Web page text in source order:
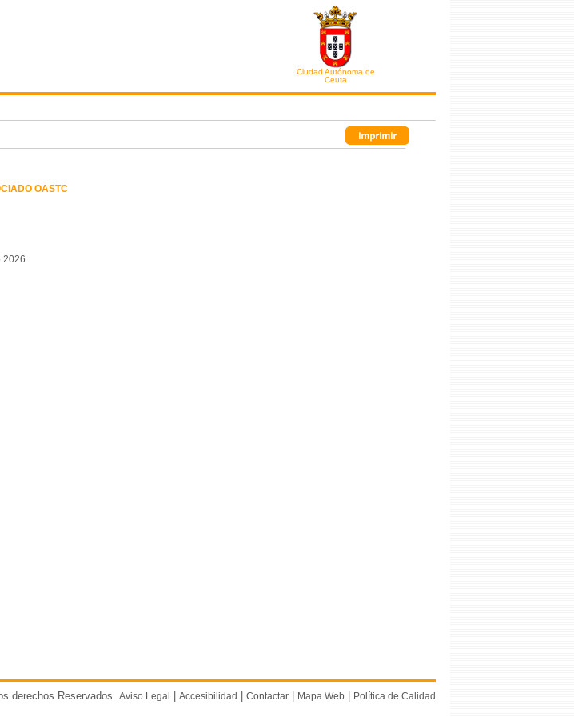
Ciudad Autónoma de
Ceuta
OASTC
2026
derechos Reservados Aviso Legal Accesibilidad Contactar| Mapa Web| Política de Calidad